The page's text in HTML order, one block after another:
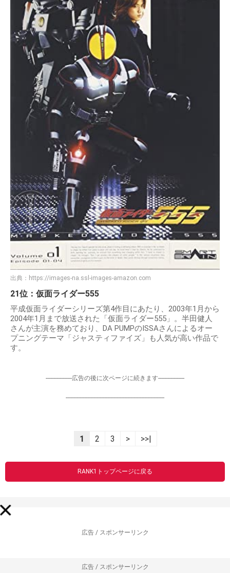
出典： https://images-na.ssl-images-amazon.com
21位：仮面ライダー555
平成仮面ライダーシリーズ第4作目にあたり、2003年1月から
2004年1月まで放送された「仮面ライダー555」。半田健人
さんが主演を務めており、DA PUMPのISSAさんによるオー
プニングテーマ「ジャスティファイズ」も人気が高い作品で
す。
-----------------広告の後に次ページに続きます-----------------
----------------------------------------------------------------
1 2 3 > >>|
RANK1トップページに戻る
広告 / スポンサーリンク
広告 / スポンサーリンク